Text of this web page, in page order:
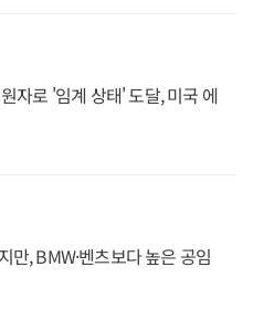
자로 '임계 상태' 도달, 미국 에
만, BMW·벤츠보다 높은 공임